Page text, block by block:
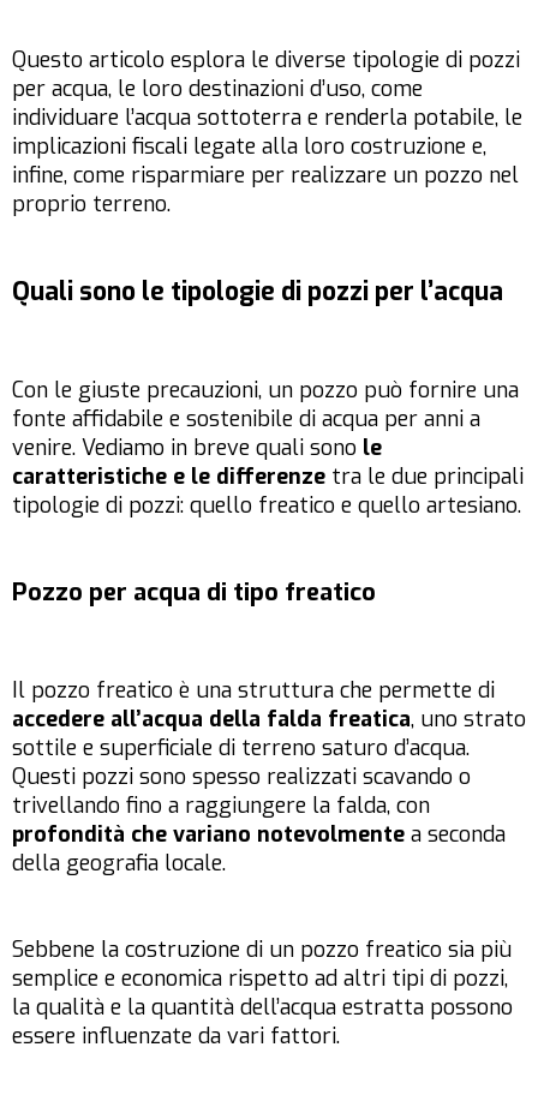
Questo articolo esplora le diverse tipologie di pozzi
per acqua, le loro destinazioni d’uso, come
individuare l’acqua sottoterra e renderla potabile, le
implicazioni fiscali legate alla loro costruzione e,
infine, come risparmiare per realizzare un pozzo nel
proprio terreno.
Quali sono le tipologie di pozzi per l’acqua
Con le giuste precauzioni, un pozzo può fornire una
fonte affidabile e sostenibile di acqua per anni a
venire. Vediamo in breve quali sono le
caratteristiche e le differenze tra le due principali
tipologie di pozzi: quello freatico e quello artesiano.
Pozzo per acqua di tipo freatico
Il pozzo freatico è una struttura che permette di
accedere all’acqua della falda freatica, uno strato
sottile e superficiale di terreno saturo d’acqua.
Questi pozzi sono spesso realizzati scavando o
trivellando fino a raggiungere la falda, con
profondità che variano notevolmente a seconda
della geografia locale.
Sebbene la costruzione di un pozzo freatico sia più
semplice e economica rispetto ad altri tipi di pozzi,
la qualità e la quantità dell’acqua estratta possono
essere influenzate da vari fattori.